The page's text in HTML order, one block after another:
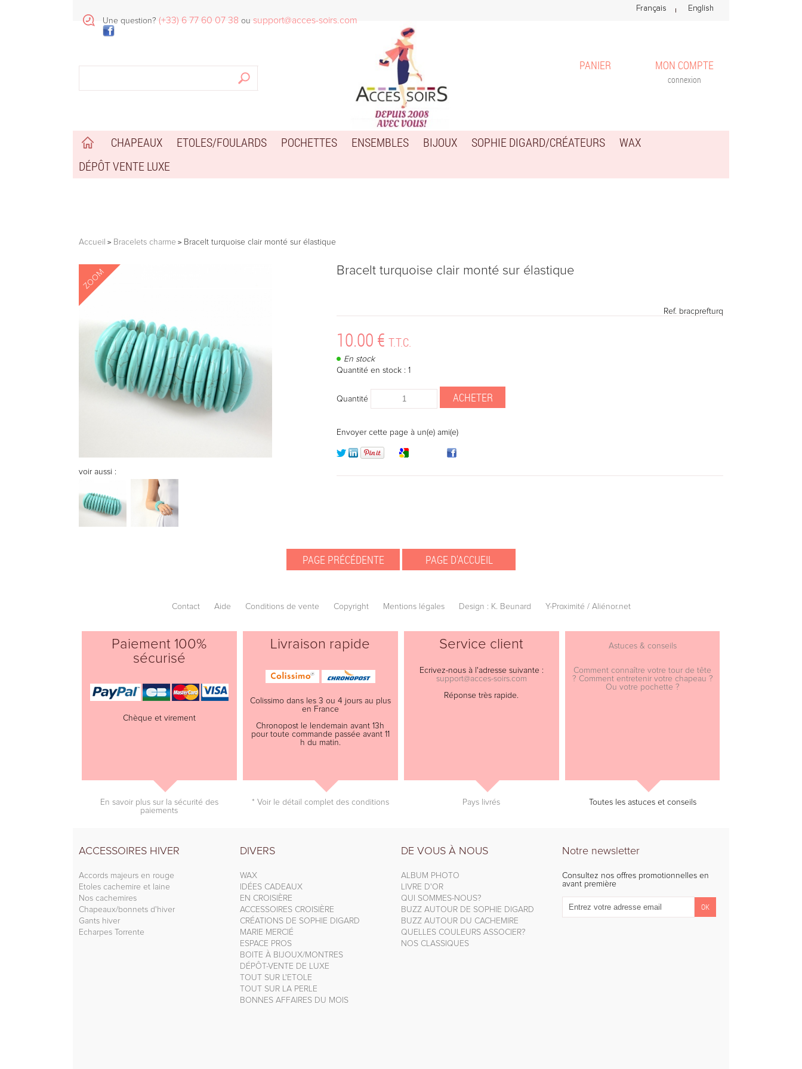
MON COMPTE
connexion
PANIER
CHAPEAUX ETOLES/FOULARDS POCHETTES ENSEMBLES BIJOUX SOPHIE DIGARD/CRÉATEURS
WAX
DÉPÔT VENTE LUXE
Accueil Bracelets charme Bracelt turquoise clair monté sur élastique
ZOOM
voir aussi :
Bracelt turquoise clair monté sur élastique
Ref. bracprefturq
10.00 € T.T.C.
En stock
Quantité en stock : 1
Quantité
Envoyer cette page à un(e) ami(e)
Contact Aide Conditions de vente Copyright Mentions légales Design : K. Beunard Y-Proximité / Aliénor.net
Paiement 100%
sécurisé
Chèque et virement
En savoir plus sur la sécurité des
paiements
Livraison rapide
Colissimo dans les 3 ou 4 jours au plus
en France
Chronopost le lendemain avant 13h
pour toute commande passée avant 11
h du matin.
* Voir le détail complet des conditions
Service client
Ecrivez-nous à l'adresse suivante :
support@acces-soirs.com
Réponse très rapide.
Pays livrés
Astuces & conseils
Comment connaître votre tour de tête
? Comment entretenir votre chapeau ?
Ou votre pochette ?
Toutes les astuces et conseils
ACCESSOIRES HIVER
Accords majeurs en rouge
Etoles cachemire et laine
Nos cachemires
Chapeaux/bonnets d'hiver
Gants hiver
Echarpes Torrente
DIVERS
WAX
IDÉES CADEAUX
EN CROISIÈRE
ACCESSOIRES CROISIÈRE
CRÉATIONS DE SOPHIE DIGARD
MARIE MERCIÉ
ESPACE PROS
BOITE À BIJOUX/MONTRES
DÉPÔT-VENTE DE LUXE
TOUT SUR L'ETOLE
TOUT SUR LA PERLE
BONNES AFFAIRES DU MOIS
DE VOUS À NOUS
ALBUM PHOTO
LIVRE D'OR
QUI SOMMES-NOUS?
BUZZ AUTOUR DE SOPHIE DIGARD
BUZZ AUTOUR DU CACHEMIRE
QUELLES COULEURS ASSOCIER?
NOS CLASSIQUES
Notre newsletter
Consultez nos offres promotionnelles en
avant première
Une question? (+33) 6 77 60 07 38 ou support@acces-soirs.com